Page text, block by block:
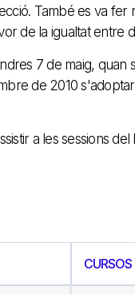
També es va
de la igualtat entre
7 de maig, quan
de 2010
a les sessions
CURSOS